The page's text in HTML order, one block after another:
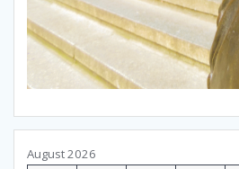
August 2026